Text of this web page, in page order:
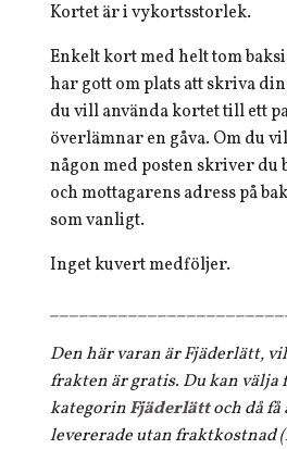
Kortet är i vykortsstorlek.
Enkelt kort med helt tom
har gott om plats att skriva
du vill använda kortet till ett
överlämnar en gåva. Om du
någon med posten skriver du
och mottagarens adress på
som vanligt.
Inget kuvert medföljer.
Den här varan är Fjäderlätt,
frakten är gratis. Du kan välja
kategorinFjäderlättoch då
levererade utan fraktkostnad